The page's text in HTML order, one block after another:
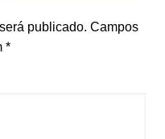
publicado. Campos
*